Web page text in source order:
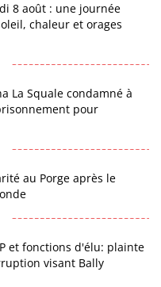
8 août : une journée
chaleur et orages
La Squale condamné à
pour
au Porge après le
et fonctions d'élu: plainte
visant Bally